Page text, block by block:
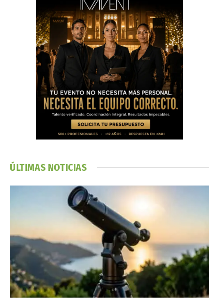
ÚLTIMAS NOTICIAS